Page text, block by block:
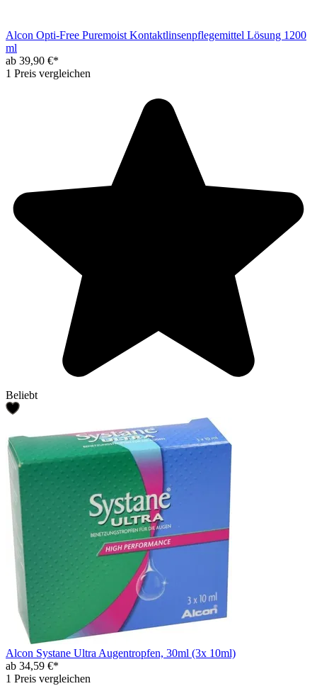
Alcon Opti-Free Puremoist Kontaktlinsenpflegemittel Lösung 1200
ml
ab 39,90 €*
1 Preis vergleichen
Beliebt
Alcon Systane Ultra Augentropfen, 30ml (3x 10ml)
ab 34,59 €*
1 Preis vergleichen